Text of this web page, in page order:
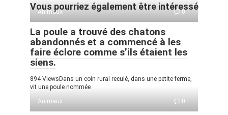
Vous pourriez également être intéressé
Animaux 0
La poule a trouvé des chatons
abandonnés et a commencé à les
faire éclore comme s’ils étaient les
siens.
894 ViewsDans un coin rural reculé, dans une petite ferme,
vit une poule nommée
Animaux
0